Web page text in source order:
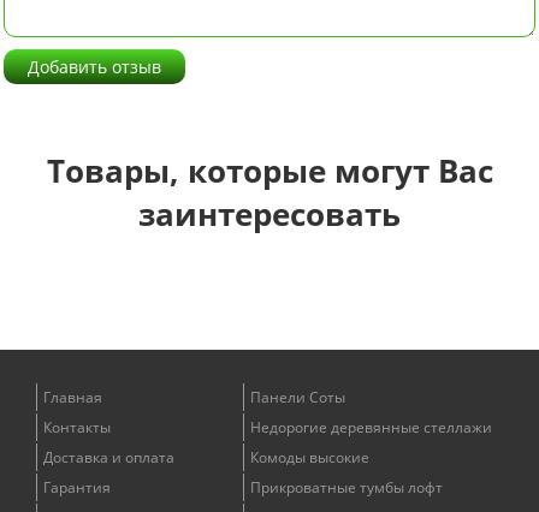
Добавить отзыв
Товары, которые могут Вас
заинтересовать
Главная
Контакты
Доставка и оплата
Гарантия
Панели Соты
Недорогие деревянные стеллажи
Комоды высокие
Прикроватные тумбы лофт